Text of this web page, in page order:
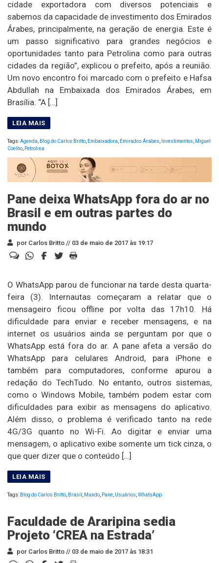
cidade exportadora com diversos potenciais e
sabemos da capacidade de investimento dos Emirados
Árabes, principalmente, na geração de energia. Este é
um passo significativo para grandes negócios e
oportunidades tanto para Petrolina como para outras
cidades da região”, explicou o prefeito, após a reunião.
Um novo encontro foi marcado com o prefeito e Hafsa
Abdullah na Embaixada dos Emirados Árabes, em
Brasília. “A […]
Tags:Agenda Blog do Carlos Britto Embaixadora Emirados Árabes Investimentos
Miguel
Coelho Petrolina
Pane deixa WhatsApp fora do ar no
Brasil e em outras partes do
mundo
por Carlos Britto // 03 de maio de 2017 às 19:17
O WhatsApp parou de funcionar na tarde desta quarta-
feira (3). Internautas começaram a relatar que o
mensageiro ficou offline por volta das 17h10. Há
dificuldade para enviar e receber mensagens, e na
internet os usuários ainda se perguntam por que o
WhatsApp está fora do ar. A pane afeta a versão do
WhatsApp para celulares Android, para iPhone e
também para computadores, conforme apurou a
redação do TechTudo. No entanto, outros sistemas,
como o Windows Mobile, também podem estar com
dificuldades para exibir as mensagens do aplicativo.
Além disso, o problema é verificado tanto na rede
4G/3G quanto no Wi-Fi. Ao digitar e enviar uma
mensagem, o aplicativo exibe somente um tick cinza, o
que quer dizer que o conteúdo […]
Tags: Blog do Carlos Britto Brasil Mundo Pane Usuários WhatsApp
Faculdade de Araripina sedia
Projeto ‘CREA na Estrada’
por Carlos Britto // 03 de maio de 2017 às 18:31